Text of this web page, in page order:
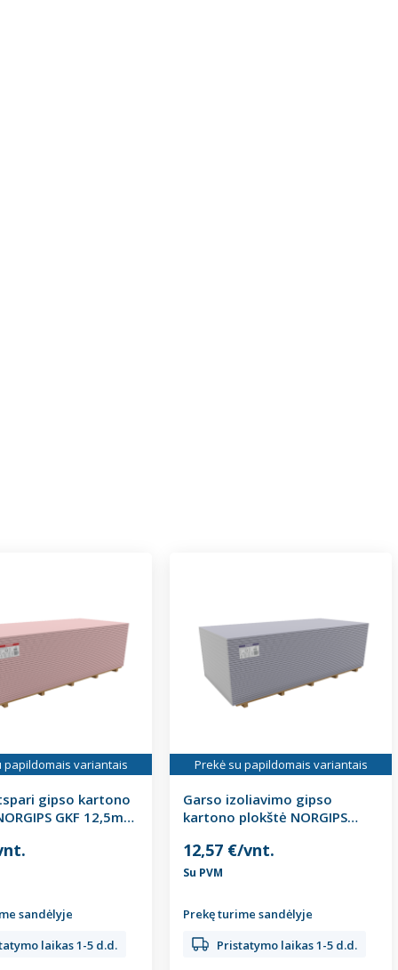
gipso kartono
GKF 12,5mm
sandėlyje
laikas 1-5 d.d.
papildomais variantais
Garso izoliavimo gipso
kartono plokštė NORGIPS
12,5x1250x2600mm
12,57 €/vnt.
Su PVM
Prekę turime sandėlyje
Pristatymo laikas 1-5 d.d.
Prekė su papildomais variantais